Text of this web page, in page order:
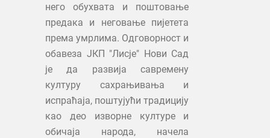
него обухвата и поштовање
предака и неговање пијетета
према умрлима. Одговорност и
обавеза ЈКП "Лисје" Нови Сад
је да развија савремену
културу сахрањивања и
испраћаја, поштујући традицију
као део изворне културе и
обичаја народа, начела